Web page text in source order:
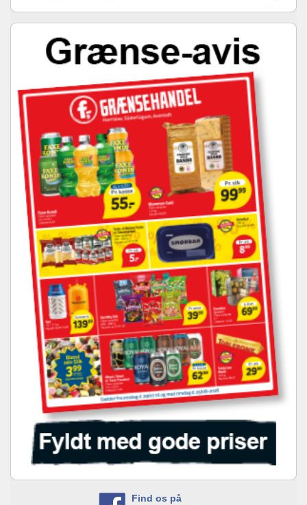
Find os på